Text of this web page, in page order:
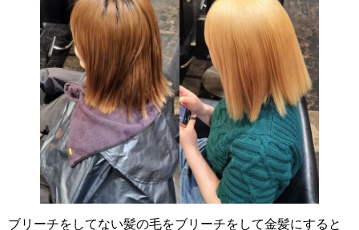
ブリーチをしてない髪の毛をブリーチをして金髪にすると